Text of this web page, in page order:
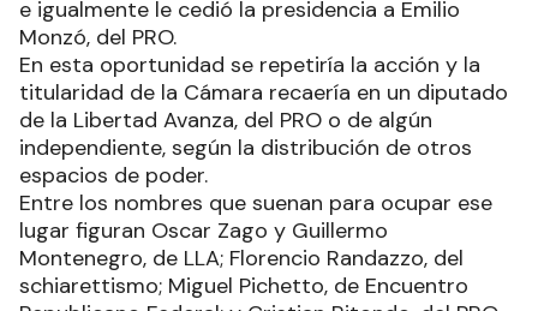
e igualmente le cedió la presidencia a Emilio
Monzó, del PRO.
En esta oportunidad se repetiría la acción y la
titularidad de la Cámara recaería en un diputado
de la Libertad Avanza, del PRO o de algún
independiente, según la distribución de otros
espacios de poder.
Entre los nombres que suenan para ocupar ese
lugar figuran Oscar Zago y Guillermo
Montenegro, de LLA; Florencio Randazzo, del
schiarettismo; Miguel Pichetto, de Encuentro